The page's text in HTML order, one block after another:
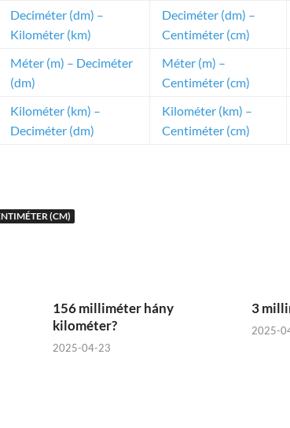
Deciméter (dm) –
Kilométer (km)
Deciméter (dm) –
Centiméter (cm)
Méter (m) – Deciméter
(dm)
Méter (m) –
Centiméter (cm)
Kilométer (km) –
Deciméter (dm)
Kilométer (km) –
Centiméter (cm)
(CM)
156 milliméter hány
kilométer?
2025-04-23
3
2025-